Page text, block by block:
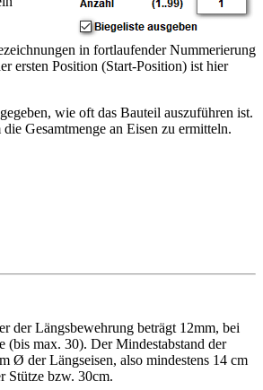
in fortlaufender Nummerierung
ersten Position (Start-Position) ist hier
wie oft das Bauteil auszuführen ist.
Gesamtmenge an Eisen zu ermitteln.
der Längsbewehrung beträgt 12mm, bei
(bis max. 30). Der Mindestabstand der
Ø der Längseisen, also mindestens 14 cm
Stütze bzw. 30cm.